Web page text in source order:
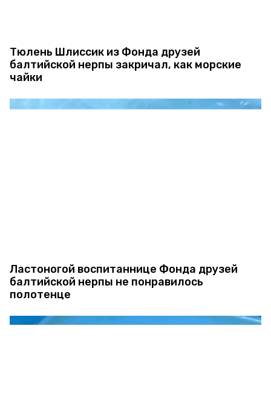
Тюлень Шлиссик из Фонда друзей
балтийской нерпы закричал, как морские
чайки
Ластоногой воспитаннице Фонда друзей
балтийской нерпы не понравилось
полотенце